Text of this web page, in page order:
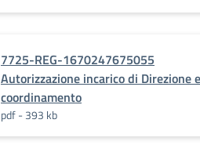
7725-REG-1670247675055
Autorizzazione incarico di Direzione e
coordinamento
pdf - 393 kb